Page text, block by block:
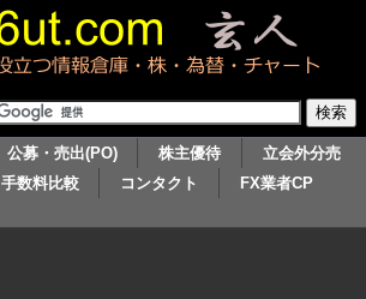
公募・売出(PO) 株主優待
立会外分売
手数料比較 コンタクト
FX業者CP